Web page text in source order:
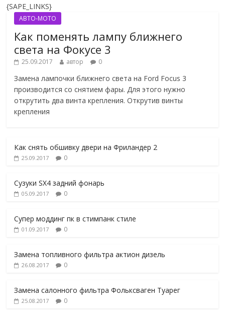
{SAPE_LINKS}
АВТО-МОТО
Как поменять лампу ближнего
света на Фокусе 3
25.09.2017 автор 0
Замена лампочки ближнего света на Ford Focus 3
производится со снятием фары. Для этого нужно
открутить два винта крепления. Открутив винты
крепления
Как снять обшивку двери на Фриландер 2
25.09.2017 0
Сузуки SX4 задний фонарь
05.09.2017 0
Супер моддинг пк в стимпанк стиле
01.09.2017 0
Замена топливного фильтра актион дизель
26.08.2017 0
Замена салонного фильтра Фольксваген Туарег
25.08.2017 0